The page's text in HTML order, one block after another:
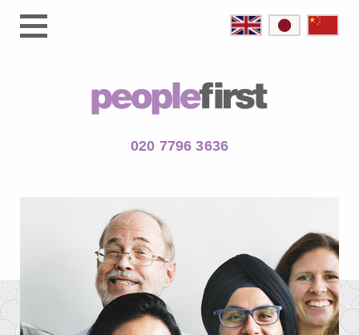
020 7796 3636